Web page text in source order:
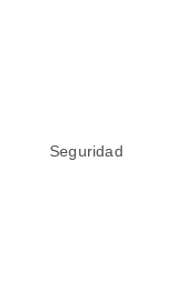
Seguridad